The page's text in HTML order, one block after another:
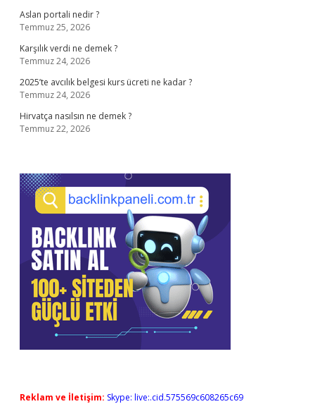
Aslan portali nedir ?
Temmuz 25, 2026
Karşılık verdi ne demek ?
Temmuz 24, 2026
2025’te avcılık belgesi kurs ücreti ne kadar ?
Temmuz 24, 2026
Hirvatça nasılsın ne demek ?
Temmuz 22, 2026
Reklam ve İletişim: Skype: live:.cid.575569c608265c69